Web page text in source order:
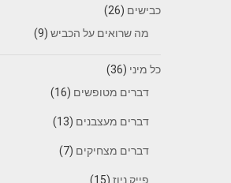
כבישים (26)
מה שרואים על הכביש(9)
כל מיני (36)
דברים מטופשים (16)
דברים מעצבנים (13)
דברים מצחיקים (7)
פייק ניוז(15)